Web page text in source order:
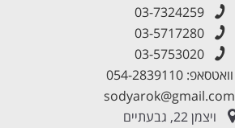
03-7324259
03-5717280
03-5753020
וואטסאפ: 054-2839110
sodyarok@gmail.com
ויצמן 22, גבעתיים